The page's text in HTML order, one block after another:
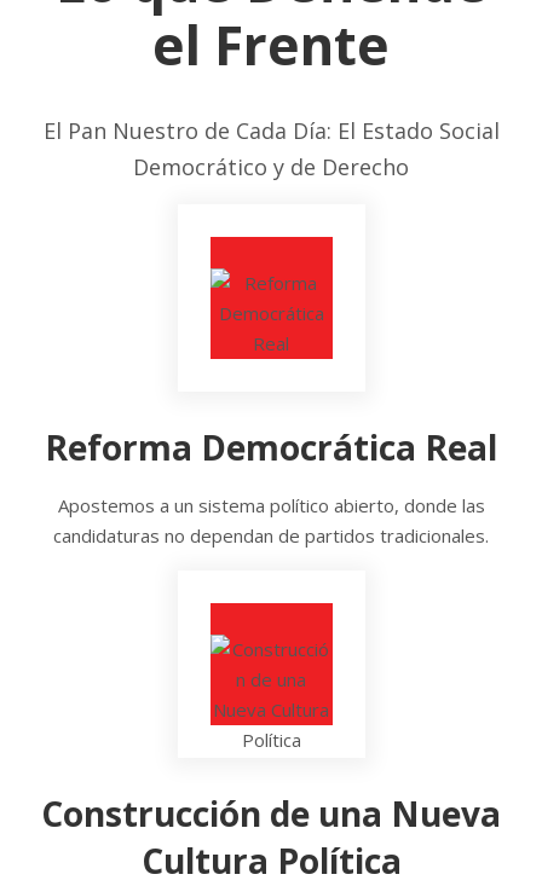
el Frente
El Pan Nuestro de Cada Día: El Estado Social
Democrático y de Derecho
Reforma Democrática Real
Apostemos a un sistema político abierto, donde las
candidaturas no dependan de partidos tradicionales.
Construcción de una Nueva
Cultura Política